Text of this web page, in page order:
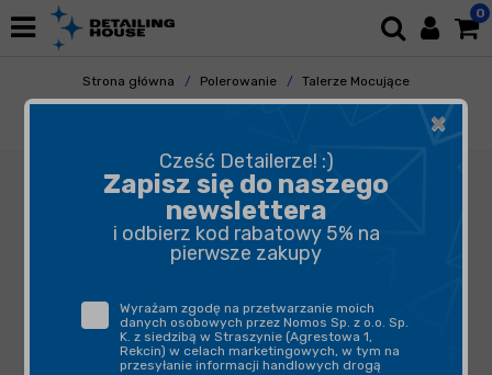
0
Strona główna Polerowanie
Talerze Mocujące
Talerze - Dual Action
×
Cześć Detailerze! :)
Zapisz się do naszego
newslettera
i odbierz kod rabatowy 5% na
pierwsze zakupy
Wyrażam zgodę na przetwarzanie moich
danych osobowych przez Nomos Sp. z o.o. Sp.
K. z siedzibą w Straszynie (Agrestowa 1,
Rekcin) w celach marketingowych, w tym na
przesyłanie informacji handlowych drogą